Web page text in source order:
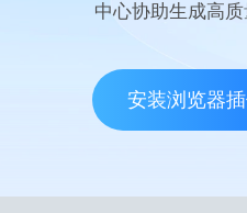
中心协助生成高
安装浏览器